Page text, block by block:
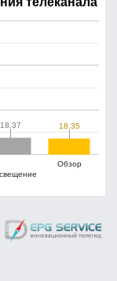
Обзор
18.37
18.37 18.35
18.35